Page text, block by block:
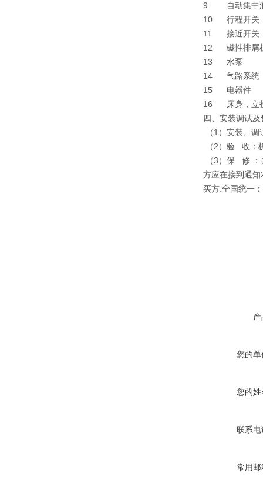
9
自动集中
10
行程开关
11
接近开关
12
磁性排屑
13
水泵
14
气路系统
15
电器件
16
床身，立
四、安装调试
（1）安装、
（2）验 收：
（3）保 修 ：
方应在接到通
买方.全国统一
您的
您的
联系
常用